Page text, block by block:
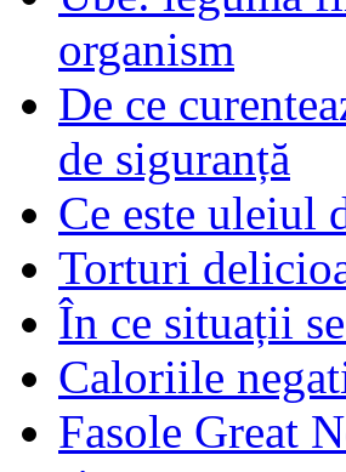
organism
De ce
de siguranță
Ce este uleiul
Torturi
În ce situații
Caloriile
Fasole Great